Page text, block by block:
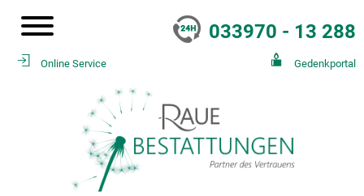
033970 - 13 288
Online Service Gedenkportal